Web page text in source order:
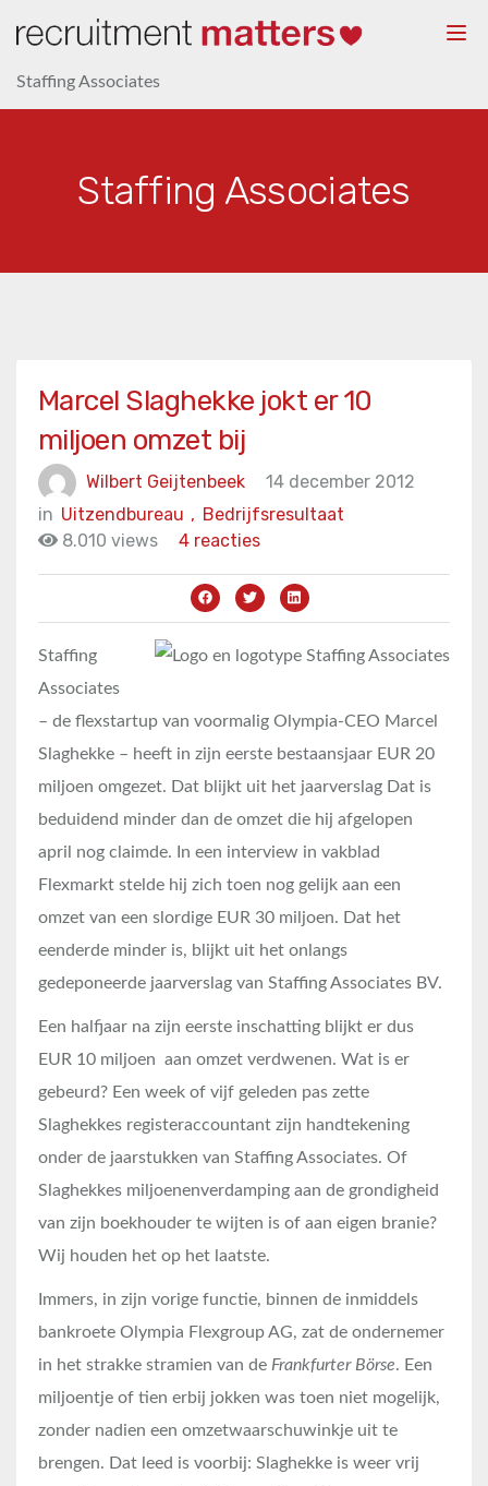
Staffing Associates
Staffing Associates
Marcel Slaghekke jokt er 10
miljoen omzet bij
Wilbert Geijtenbeek
14 december 2012
in
Bedrijfsresultaat
Uitzendbureau ,
8.010 views
4 reacties
Staffing
Associates
– de flexstartup van voormalig Olympia-CEO Marcel
Slaghekke – heeft in zijn eerste bestaansjaar EUR 20
miljoen omgezet. Dat blijkt uit het jaarverslag Dat is
beduidend minder dan de omzet die hij afgelopen
april nog claimde. In een interview in vakblad
Flexmarkt stelde hij zich toen nog gelijk aan een
omzet van een slordige EUR 30 miljoen. Dat het
eenderde minder is, blijkt uit het onlangs
gedeponeerde jaarverslag van Staffing Associates BV.
Een halfjaar na zijn eerste inschatting blijkt er dus
EUR 10 miljoen aan omzet verdwenen. Wat is er
gebeurd? Een week of vijf geleden pas zette
Slaghekkes registeraccountant zijn handtekening
onder de jaarstukken van Staffing Associates. Of
Slaghekkes miljoenenverdamping aan de grondigheid
van zijn boekhouder te wijten is of aan eigen branie?
Wij houden het op het laatste.
Immers, in zijn vorige functie, binnen de inmiddels
bankroete Olympia Flexgroup AG, zat de ondernemer
in het strakke stramien van de Frankfurter Börse. Een
miljoentje of tien erbij jokken was toen niet mogelijk,
zonder nadien een omzetwaarschuwinkje uit te
brengen. Dat leed is voorbij: Slaghekke is weer vrij